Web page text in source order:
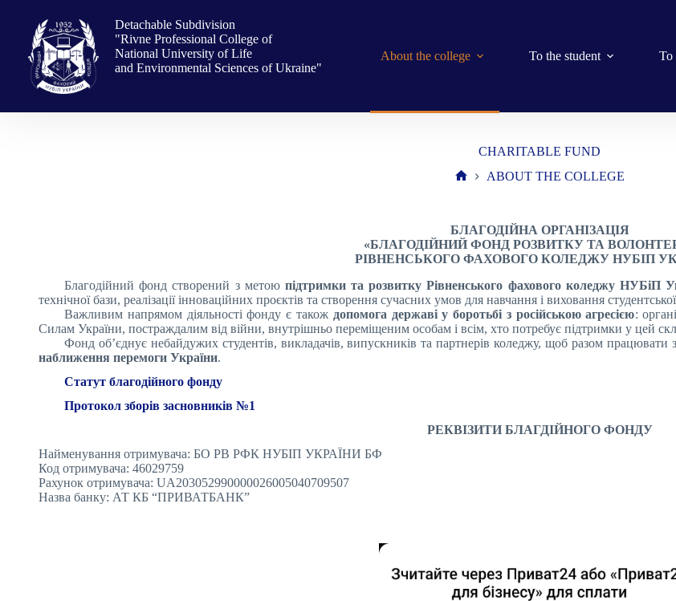
content
Detachable Subdivision
"Rivne Professional College of
National University of Life
and Environmental Sciences of Ukraine"
About the college To the student To
CHARITABLE FUND
ABOUT THE COLLEGE
БЛАГОДІЙНА ОРГАНІЗАЦІЯ
«БЛАГОДІЙНИЙ ФОНД РОЗВИТКУ ТА
РІВНЕНСЬКОГО ФАХОВОГО КОЛЕДЖУ НУБІП
Благодійний фонд створений з метою підтримки та розвитку Рівненського фахового коледжу НУБіП
технічної бази, реалізації інноваційних проєктів та створення сучасних умов для навчання і виховання
Важливим напрямом діяльності фонду є також допомога державі у боротьбі з російською агресією:
Силам України, постраждалим від війни, внутрішньо переміщеним особам і всім, хто потребує підтримки у цей
Фонд об’єднує небайдужих студентів, викладачів, випускників та партнерів коледжу, щоб разом працювати
наближення перемоги України.
Статут благодійного фонду
Протокол зборів засновників №1
РЕКВІЗИТИ БЛАГДІЙНОГО ФОНДУ
Найменування отримувача: БО РВ РФК НУБІП УКРАЇНИ БФ
Код отримувача: 46029759
Рахунок отримувача: UA203052990000026005040709507
Назва банку: АТ КБ “ПРИВАТБАНК”